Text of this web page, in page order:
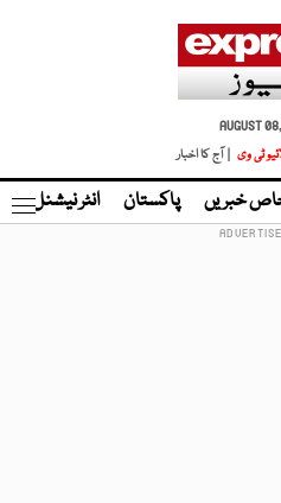
AUGUST
ٹی وی | آج کا اخبار
خبریں پاکستان انٹر نیشنل